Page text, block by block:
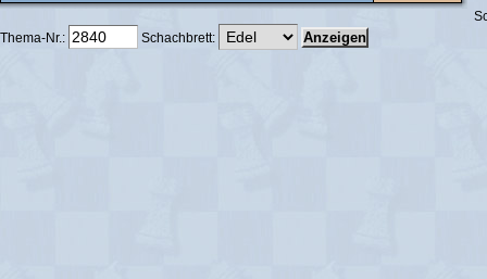
Thema-Nr.:
Schachbrett: